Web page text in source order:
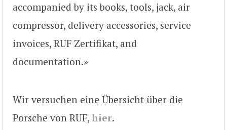
accompanied by its books, tools, jack, air
compressor, delivery accessories, service
invoices, RUF Zertifikat, and
documentation.»
Wir versuchen eine Übersicht über die
Porsche von RUF, hier.